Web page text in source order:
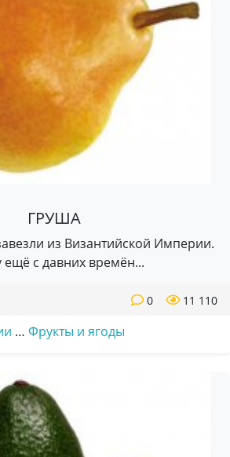
ГРУША
из Византийской Империи.
ещё с давних времён...
11 110
0
… Фрукты и ягоды